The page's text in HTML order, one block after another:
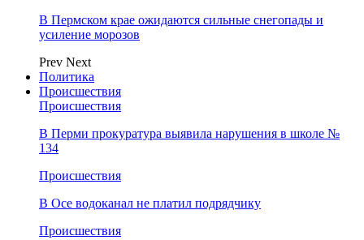
В Пермском крае ожидаются сильные снегопады и
усиление морозов
Prev Next
Политика
Происшествия
Происшествия
В Перми прокуратура выявила нарушения в школе №
134
Происшествия
В Осе водоканал не платил подрядчику
Происшествия